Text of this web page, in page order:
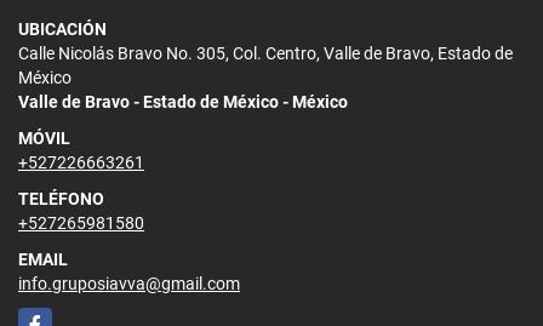
UBICACIÓN
Calle Nicolás Bravo No. 305, Col. Centro, Valle de Bravo, Estado de
México
Valle de Bravo - Estado de México - México
MÓVIL
+527226663261
TELÉFONO
+527265981580
EMAIL
info.gruposiavva@gmail.com
Facebook